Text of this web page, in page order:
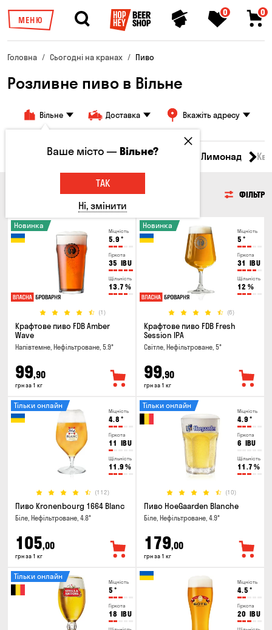
МЕНЮ
0 0
Головна Сьогодні на кранах Пиво
Розливне пиво в Вільне
Вільне Доставка Вкажіть адресу
Всі товари Пиво Сидр Лимонад
ФІЛЬТР
Міцність
5.9 °
Гіркота
35 IBU
Щільність
13.7 %
(1)
Новинка
Крафтове пиво FDB Amber
Wave
Напівтемне, Нефільтроване, 5.9°
99,90
грн за 1 кг
Міцність
5 °
Гіркота
31 IBU
Щільність
12 %
(6)
Новинка
Крафтове пиво FDB Fresh
Session IPA
Світле, Нефільтроване, 5°
99,90
грн за 1 кг
Міцність
4.8 °
Гіркота
11 IBU
Щільність
11.9 %
(112)
Тільки онлайн
Пиво Kronenbourg 1664 Blanc
Біле, Нефільтроване, 4.8°
105,00
грн за 1 кг
Міцність
4.9 °
Гіркота
6 IBU
Щільність
11.7 %
(10)
Тільки онлайн
Пиво HoeGaarden Blanche
Біле, Нефільтроване, 4.9°
179,00
грн за 1 кг
Міцність
5 °
Гіркота
18 IBU
Тільки онлайн
Міцність
4.5 °
Гіркота
20 IBU
Ваше місто —Вільне?
ТАК
Ні, змінити